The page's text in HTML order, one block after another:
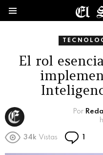
El rol
Por
34k Vistas